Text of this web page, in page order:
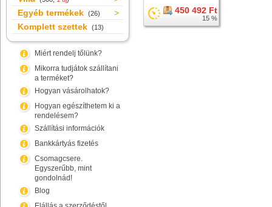
Egyéb termékek (26)
Komplett szettek (13)
Miért rendelj tőlünk?
Mikorra tudjátok szállítani
a terméket?
Hogyan vásárolhatok?
Hogyan egészíthetem ki a
rendelésem?
Szállítási információk
Bankkártyás fizetés
Csomagcsere.
Egyszerűbb, mint
gondolnád!
Blog
450 492 Ft
15 %